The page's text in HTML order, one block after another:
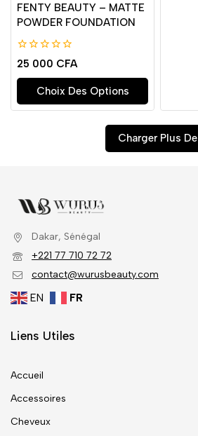
FENTY BEAUTY – MATTE
POWDER FOUNDATION
0
de
5
25 000 CFA
Choix Des Options
Charger Plus De
Dakar, Sénégal
+221 77 710 72 72
contact@wurusbeauty.com
EN FR
Liens Utiles
Accueil
Accessoires
Cheveux